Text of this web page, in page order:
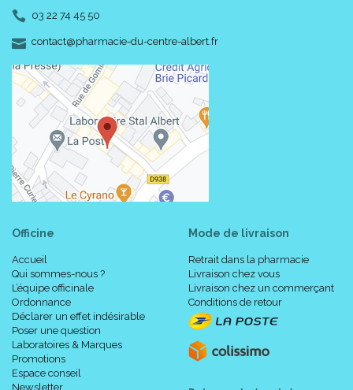
03 22 74 45 50
contact-
@-
pharmacie-du-centre-albert.fr
Officine
Accueil
Qui sommes-nous ?
L’équipe officinale
Ordonnance
Déclarer un effet indésirable
Poser une question
Laboratoires & Marques
Promotions
Espace conseil
Newsletter
Mode de livraison
Retrait dans la pharmacie
Livraison chez vous
Livraison chez un commerçant
Conditions de retour